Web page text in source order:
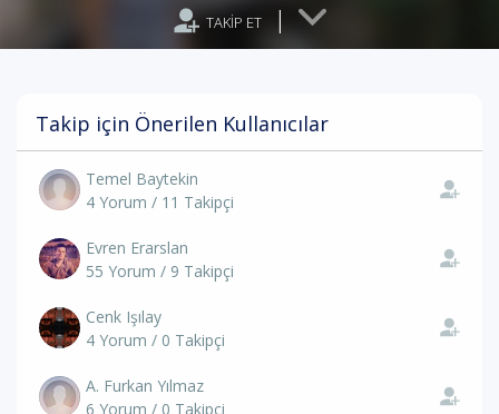
TAKİP ET |
Takip için Önerilen Kullanıcılar
Temel Baytekin
4 Yorum / 11 Takipçi
Evren Erarslan
55 Yorum / 9 Takipçi
Cenk Işılay
4 Yorum / 0 Takipçi
A. Furkan Yılmaz
6 Yorum / 0 Takipçi